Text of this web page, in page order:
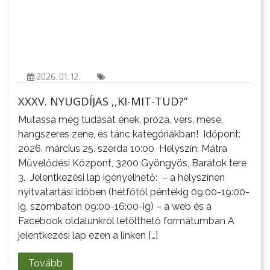
VÁROS
FEJLESZTÉSEK
KÖRNYEZETVÉDELEM
TELEPÜLÉSRENDEZÉS
STRATÉGIÁK
2026. 01. 12.
XXXV. NYUGDÍJAS ,,KI-MIT-TUD?”
Mutassa meg tudását ének, próza, vers, mese,
hangszeres zene, és tánc kategóriákban! Időpont:
2026. március 25. szerda 10:00 Helyszín: Mátra
Művelődési Központ, 3200 Gyöngyös, Barátok tere
3. Jelentkezési lap igényelhető: – a helyszínen
nyitvatartási időben (hétfőtől péntekig 09:00-19:00-
ig, szombaton 09:00-16:00-ig) – a web és a
Facebook oldalunkról letölthető formátumban A
jelentkezési lap ezen a linken […]
Tovább